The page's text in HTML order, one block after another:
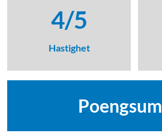
4/5
Hastighet